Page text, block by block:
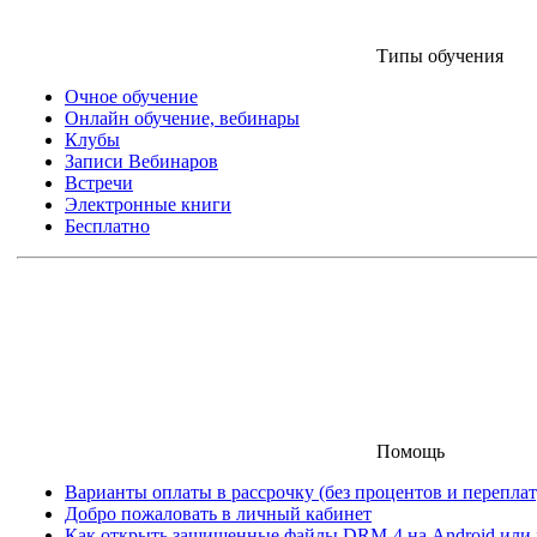
Типы обучения
Очное обучение
Онлайн обучение, вебинары
Клубы
Записи Вебинаров
Встречи
Электронные книги
Бесплатно
Помощь
Варианты оплаты в рассрочку (без процентов и
Добро пожаловать в личный кабинет